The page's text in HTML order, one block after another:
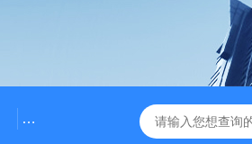
RG-AWS12低浓度采样头称重系统